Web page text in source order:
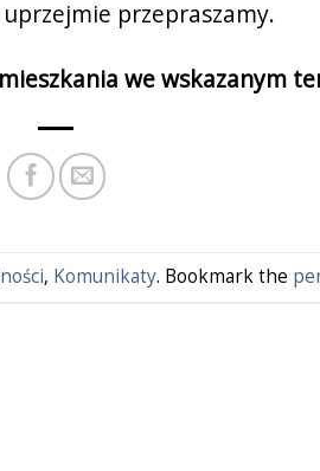
przepraszamy.
we wskazanym
, Komunikaty. Bookmark the